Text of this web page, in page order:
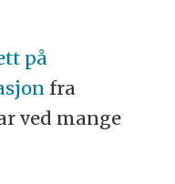
på
fra
ved mange